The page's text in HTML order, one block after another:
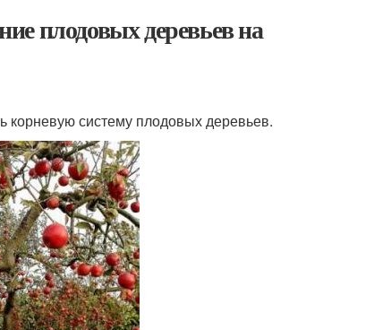
плодовых деревьев на
корневую систему плодовых деревьев.